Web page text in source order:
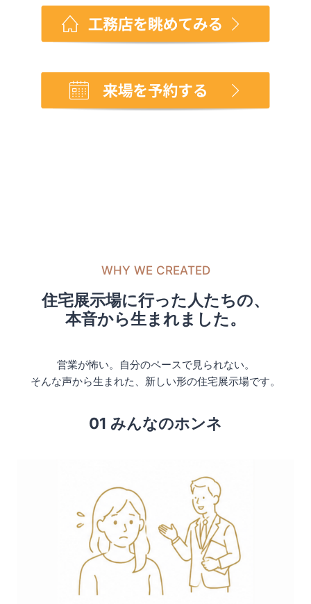
WHY WE CREATED
住宅展示場に行った人たちの、
本音から生まれました。
営業が怖い。自分のペースで見られない。
そんな声から生まれた、新しい形の住宅展示場です。
01 みんなのホンネ